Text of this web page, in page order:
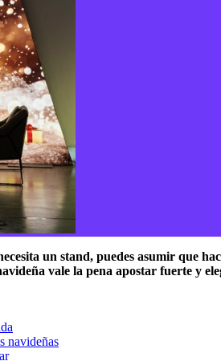
un stand, puedes asumir que
vale la pena apostar fuerte y
navideñas